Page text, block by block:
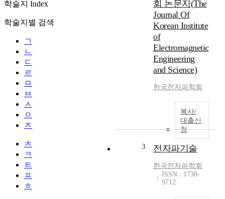
학술지 Index
학술지별 검색
ㄱ
ㄴ
ㄷ
ㄹ
ㅁ
ㅂ
ㅅ
ㅇ
ㅈ
ㅊ
ㅋ
ㅌ
ㅍ
ㅎ
회 논문지(The
Journal Of
Korean Institute
of
Electromagnetic
Engineering
and Science)
한국전자파학회
복사/
대출신
청
3 전자파기술
한국전자파학회
ISSN : 1738-
9712